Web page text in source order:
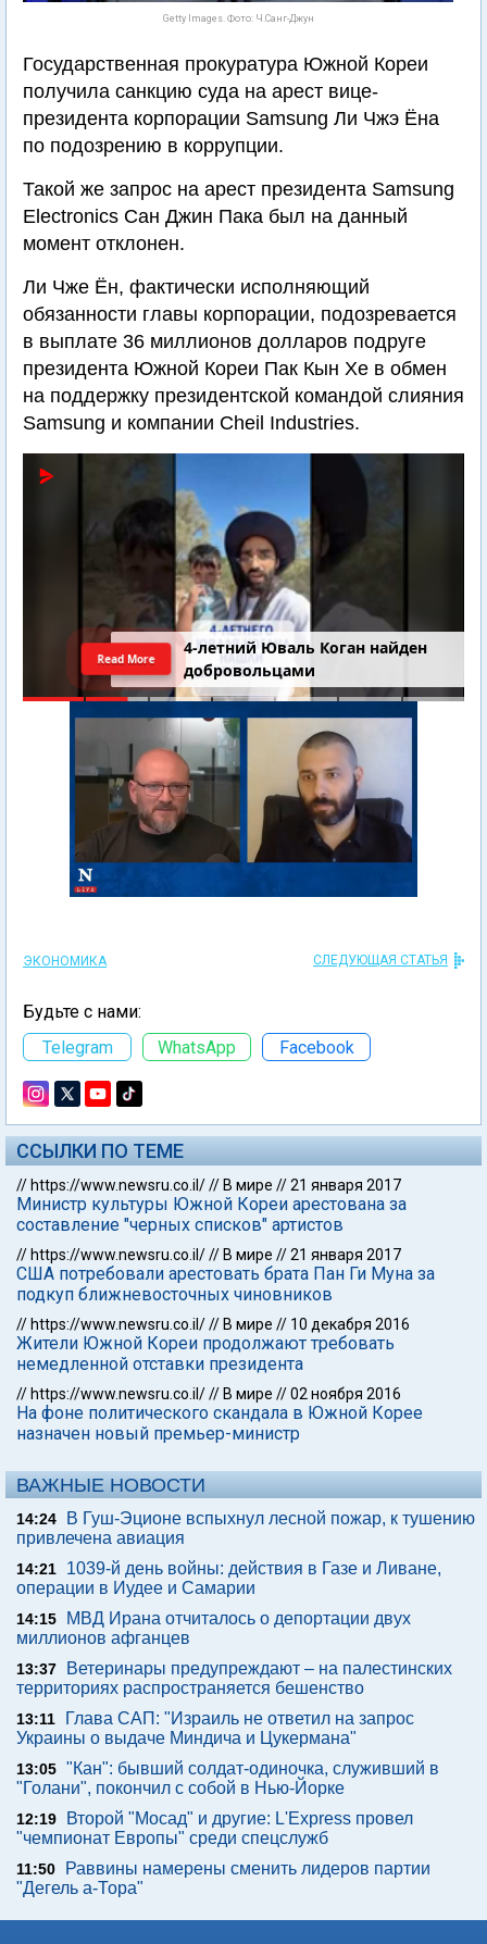
Getty Images. Фото: Ч.Санг-Джун
Государственная прокуратура Южной Кореи
получила санкцию суда на арест вице-
президента корпорации Samsung Ли Чжэ Ёна
по подозрению в коррупции.
Такой же запрос на арест президента Samsung
Electronics Сан Джин Пака был на данный
момент отклонен.
Ли Чже Ён, фактически исполняющий
обязанности главы корпорации, подозревается
в выплате 36 миллионов долларов подруге
президента Южной Кореи Пак Кын Хе в обмен
на поддержку президентской командой слияния
Samsung и компании Cheil Industries.
4-летний Юваль Коган найден
добровольцами
Read More
ЭКОНОМИКА СЛЕДУЮЩАЯ СТАТЬЯ
Будьте с нами:
Telegram
WhatsApp Facebook
ССЫЛКИ ПО ТЕМЕ
// https://www.newsru.co.il/// В мире //21 января 2017
Министр культуры Южной Кореи арестована за
составление "черных списков" артистов
// https://www.newsru.co.il/// В мире //21 января 2017
США потребовали арестовать брата Пан Ги Муна за
подкуп ближневосточных чиновников
// https://www.newsru.co.il/// В мире // 10 декабря 2016
Жители Южной Кореи продолжают требовать
немедленной отставки президента
// https://www.newsru.co.il/// В мире //02 ноября 2016
На фоне политического скандала в Южной Корее
назначен новый премьер-министр
ВАЖНЫЕ НОВОСТИ
14:24
В Гуш-Эционе вспыхнул лесной пожар, к тушению
привлечена авиация
14:21
1039-й день войны: действия в Газе и Ливане,
операции в Иудее и Самарии
14:15
МВД Ирана отчиталось о депортации двух
миллионов афганцев
13:37
Ветеринары предупреждают – на палестинских
территориях распространяется бешенство
13:11
Глава САП: "Израиль не ответил на запрос
Украины о выдаче Миндича и Цукермана"
13:05 "Кан": бывший солдат-одиночка, служивший в
"Голани", покончил с собой в Нью-Йорке
12:19
Второй "Мосад" и другие: L'Express провел
"чемпионат Европы" среди спецслужб
11:50
Раввины намерены сменить лидеров партии
"Дегель а-Тора"